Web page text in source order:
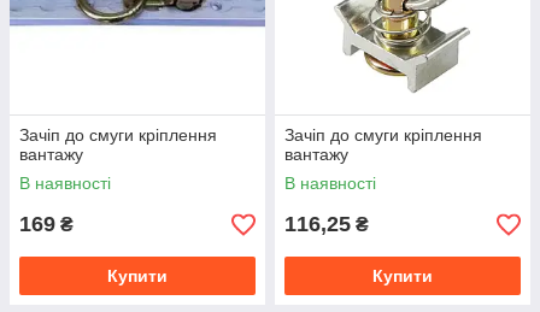
Зачіп до смуги кріплення
вантажу
В наявності
169 ₴
Купити
Зачіп до смуги кріплення
вантажу
В наявності
116,25 ₴
Купити